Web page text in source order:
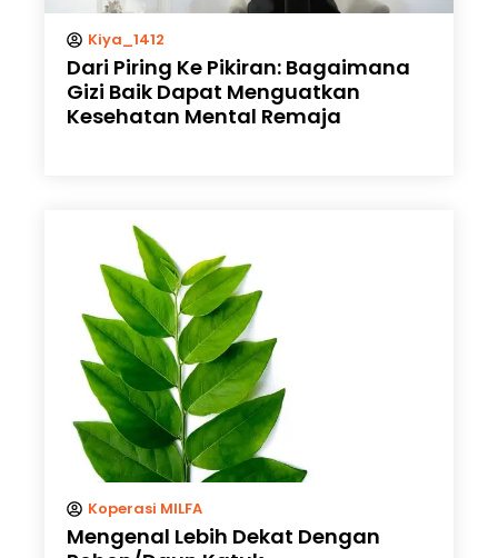
Kiya_1412
Dari Piring Ke Pikiran: Bagaimana
Gizi Baik Dapat Menguatkan
Kesehatan Mental Remaja
Koperasi MILFA
Mengenal Lebih Dekat Dengan